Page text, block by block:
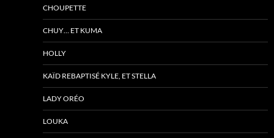
CHOUPETTE
CHUY… ET KUMA
HOLLY
KAÏD REBAPTISÉ KYLE, ET STELLA
LADY ORÉO
LOUKA